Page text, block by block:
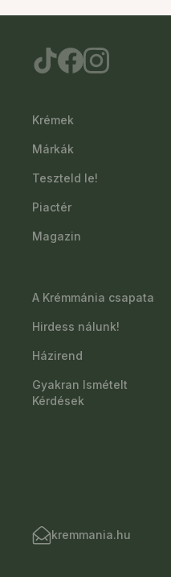
Krémek
Márkák
Teszteld le!
Piactér
Magazin
A Krémmánia csapata
Hirdess nálunk!
Házirend
Gyakran Ismételt
Kérdések
kremmania.hu